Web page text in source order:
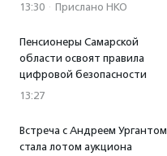
13:30 · Прислано НКО
Пенсионеры Самарской
области освоят правила
цифровой безопасности
13:27
Встреча с Андреем Ургантом
стала лотом аукциона